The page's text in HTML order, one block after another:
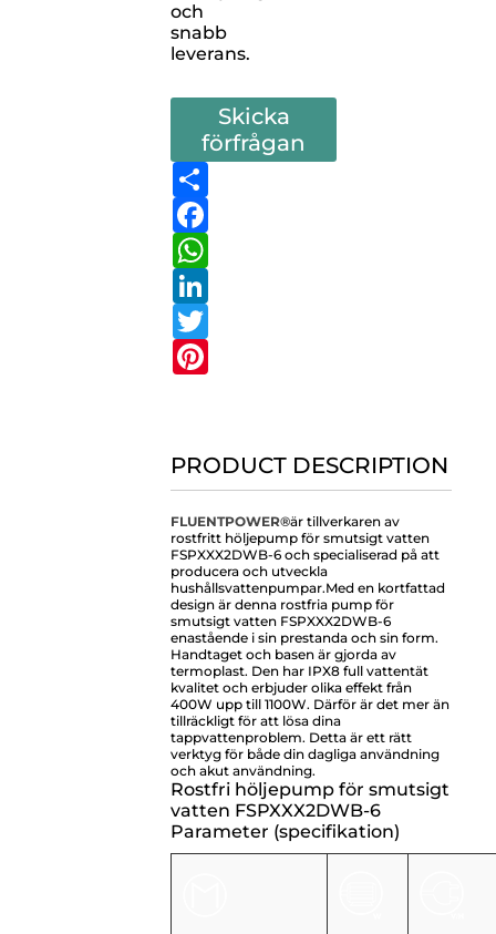
och
snabb
leverans.
Skicka
förfrågan
PRODUCT DESCRIPTION
FLUENTPOWER®är tillverkaren av
rostfritt höljepump för smutsigt vatten
FSPXXX2DWB-6 och specialiserad på att
producera och utveckla
hushållsvattenpumpar.Med en kortfattad
design är denna rostfria pump för
smutsigt vatten FSPXXX2DWB-6
enastående i sin prestanda och sin form.
Handtaget och basen är gjorda av
termoplast. Den har IPX8 full vattentät
kvalitet och erbjuder olika effekt från
400W upp till 1100W. Därför är det mer än
tillräckligt för att lösa dina
tappvattenproblem. Detta är ett rätt
verktyg för både din dagliga användning
och akut användning.
Rostfri höljepump för smutsigt
vatten FSPXXX2DWB-6
Parameter (specifikation)